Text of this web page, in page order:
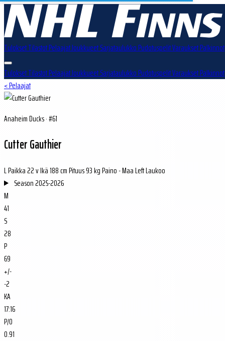
TuloksetTilastotPelaajatJoukkueetSarjataulukkoPudotuspelitVarauksetPalkinnot
TuloksetTilastotPelaajatJoukkueetSarjataulukkoPudotuspelitVarauksetPalkinnot
< Pelaajat
Anaheim Ducks · #61
Cutter Gauthier
LPaikka22 vIkä188 cmPituus93 kgPaino-MaaLeftLaukoo
Season2025-2026
M
41
S
28
P
69
+/-
-2
KA
17:16
P/O
0.91